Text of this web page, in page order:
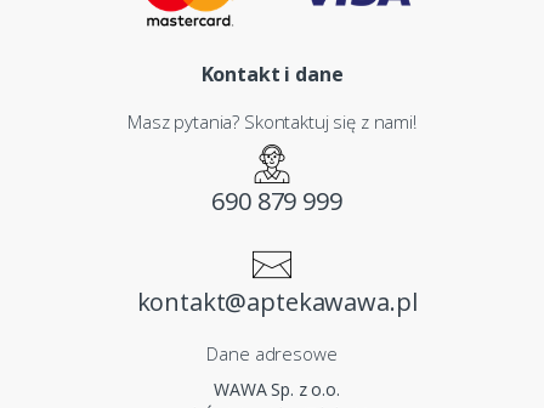
Kontakt i dane
Masz pytania? Skontaktuj się z nami!
690 879 999
kontakt@aptekawawa.pl
Dane adresowe
WAWA Sp. z o.o.